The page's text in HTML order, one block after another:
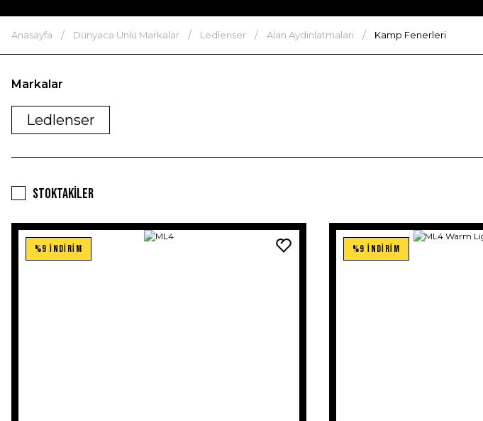
Anasayfa Dünyaca Ünlü Markalar Ledlenser Alan Aydınlatmaları Kamp Fenerleri
Markalar
Ledlenser
Stoktakiler
%9 İNDİRİM %9 İNDİRİM